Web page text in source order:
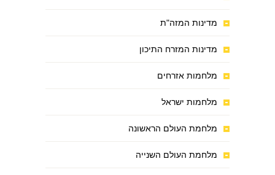
מדינות המזה"ת
מדינות המזרח התיכון
מלחמות אזרחים
מלחמות ישראל
מלחמת העולם הראשונה
מלחמת העולם השנייה